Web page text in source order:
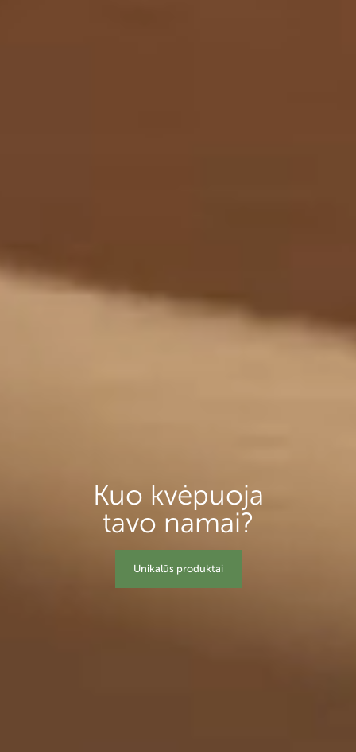
Kuo kvėpuoja
tavo namai?
Unikalūs produktai